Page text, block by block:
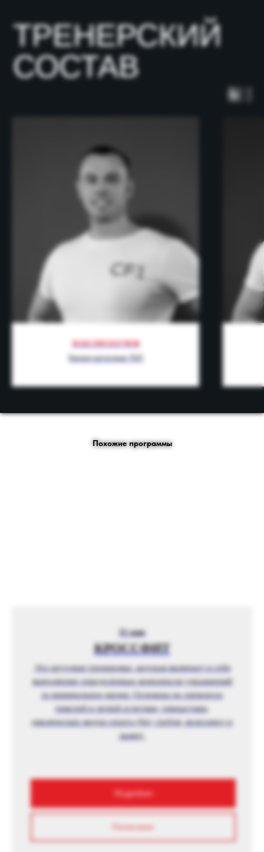
МАКСИМ НАУМОВ
Тренер категории ТОП
Похожие программы
55 мин
КРОССФИТ
Это круговая тренировка, которая включает в себя
выполнение определенных комплексов упражнений
за минимальное время. Основана на элементах
тяжелой и легкой атлетики, гимнастики,
циклических видов спорта (бег, гребля, велосипед и
лыжи).
Подробнее
Расписание